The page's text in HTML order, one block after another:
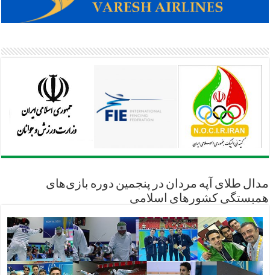
مدال طلای آپه مردان در پنجمین دوره بازی‌های
همبستگی کشورهای اسلامی